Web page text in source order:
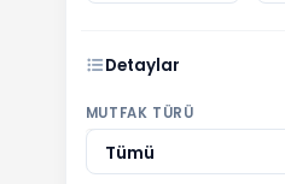
Detaylar
MUTFAK TÜRÜ
Tümü